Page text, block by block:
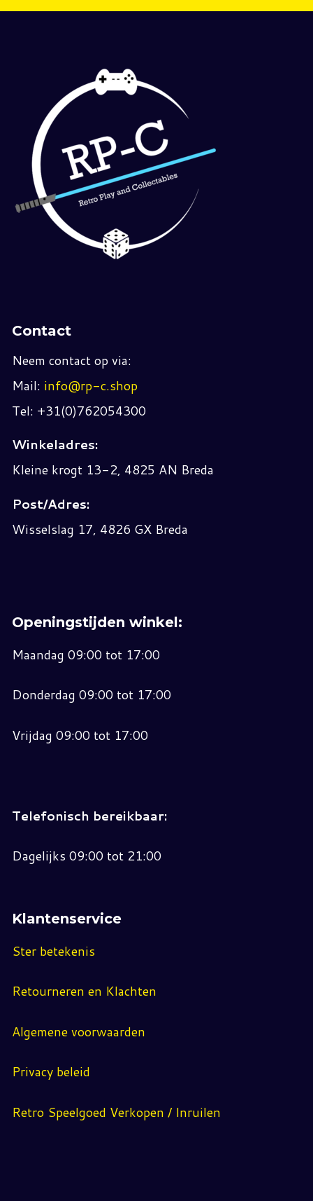
Contact
Neem contact op via:
Mail: info@rp-c.shop
Tel: +31(0)762054300
Winkeladres:
Kleine krogt 13-2, 4825 AN Breda
Post/Adres:
Wisselslag 17, 4826 GX Breda
Openingstijden winkel:
Maandag 09:00 tot 17:00
Donderdag 09:00 tot 17:00
Vrijdag 09:00 tot 17:00
Telefonisch bereikbaar:
Dagelijks 09:00 tot 21:00
Klantenservice
Ster betekenis
Retourneren en Klachten
Algemene voorwaarden
Privacy beleid
Retro Speelgoed Verkopen / Inruilen